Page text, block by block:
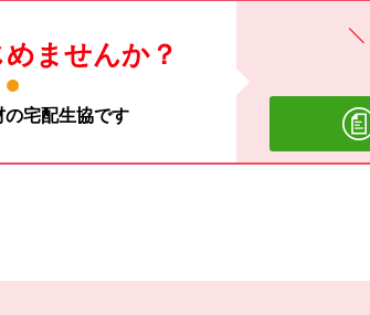
ませんか？
宅配生協です